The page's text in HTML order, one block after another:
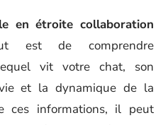
en étroite collaboration
est de comprendre
vit votre chat, son
et la dynamique de la
ces informations, il peut